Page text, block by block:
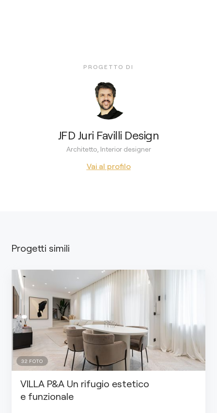
PROGETTO DI
JFD Juri Favilli Design
Architetto, Interior designer
Vai al profilo
Progetti simili
32 FOTO
VILLA P&A Un rifugio estetico
e funzionale